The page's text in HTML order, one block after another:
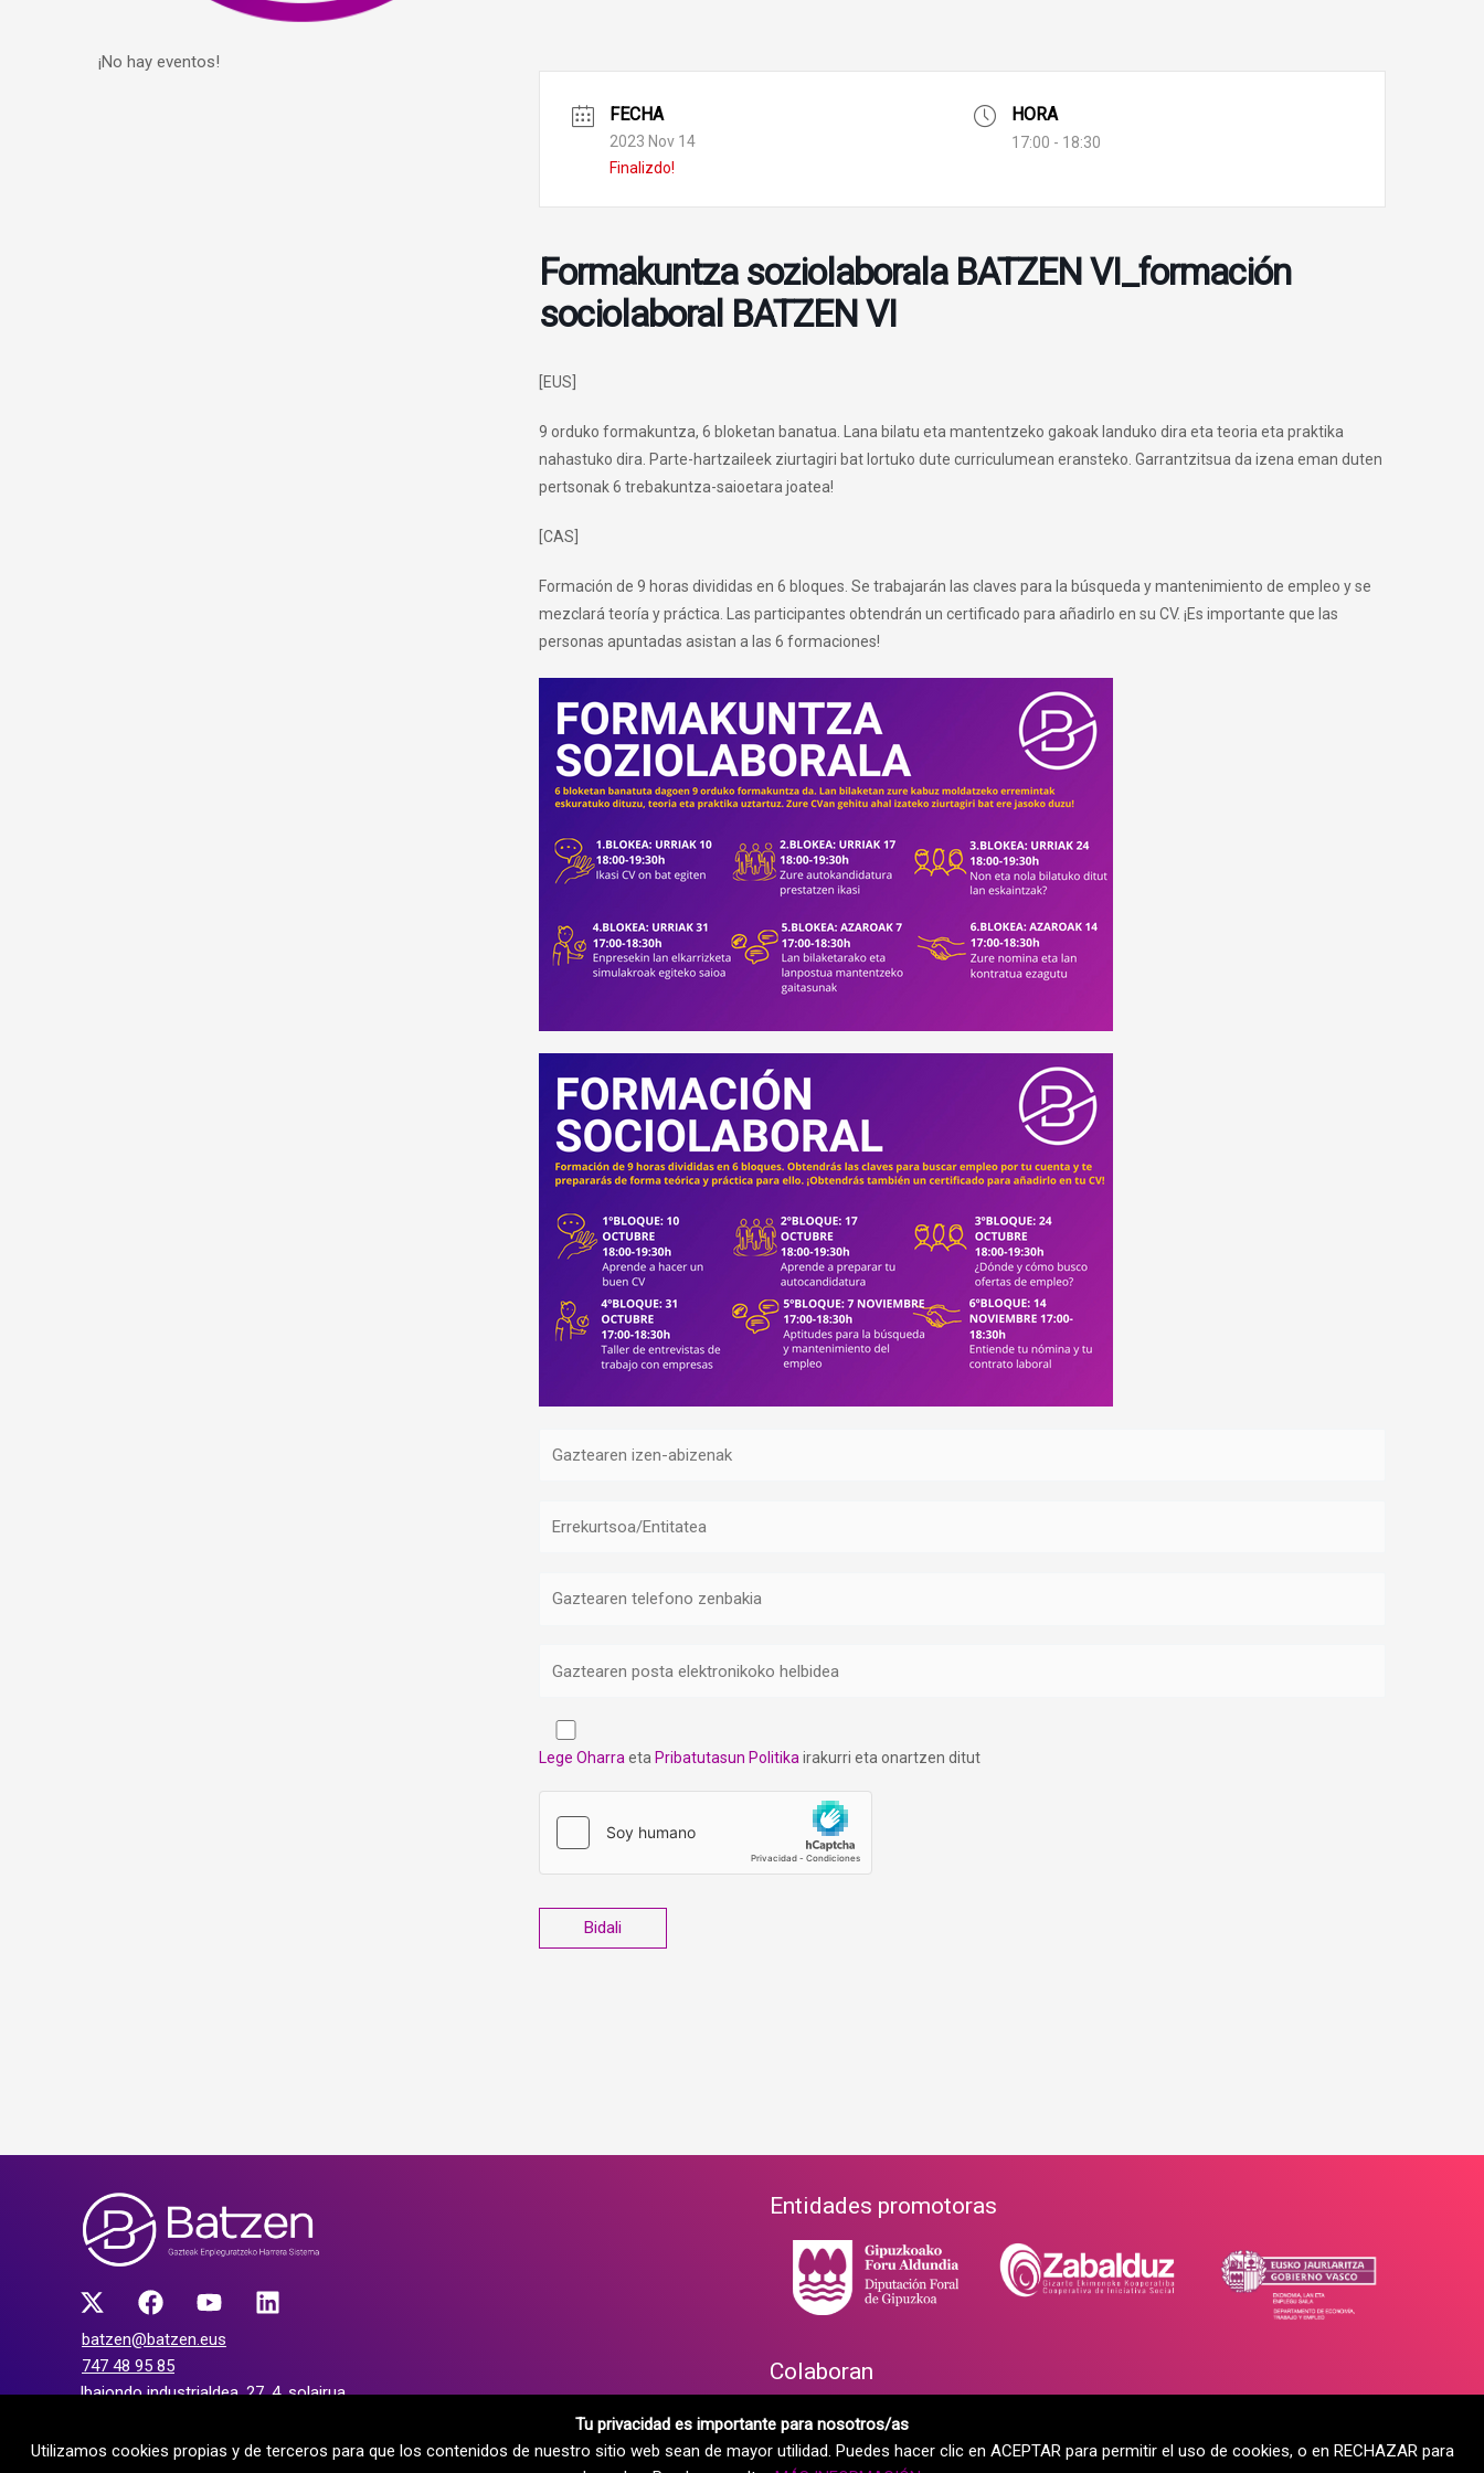
¡No hay eventos!
FECHA
2023 Nov 14
Finalizdo!
HORA
17:00 - 18:30
Formakuntza soziolaborala BATZEN VI_formación
sociolaboral BATZEN VI
[EUS]
9 orduko formakuntza, 6 bloketan banatua. Lana bilatu eta mantentzeko gakoak landuko dira eta teoria eta praktika
nahastuko dira. Parte-hartzaileek ziurtagiri bat lortuko dute curriculumean eransteko. Garrantzitsua da izena eman duten
pertsonak 6 trebakuntza-saioetara joatea!
[CAS]
Formación de 9 horas divididas en 6 bloques. Se trabajarán las claves para la búsqueda y mantenimiento de empleo y se
mezclará teoría y práctica. Las participantes obtendrán un certificado para añadirlo en su CV. ¡Es importante que las
personas apuntadas asistan a las 6 formaciones!
Lege Oharra eta Pribatutasun Politika irakurri eta onartzen ditut
batzen@batzen.eus
747 48 95 85
Ibaiondo industrialdea, 27, 4. solairua
Entidades promotoras
Colaboran
Tu privacidad es importante para nosotros/as
Utilizamos cookies propias y de terceros para que los contenidos de nuestro sitio web sean de mayor utilidad. Puedes hacer clic en ACEPTAR para permitir el uso de cookies, o en RECHAZAR para